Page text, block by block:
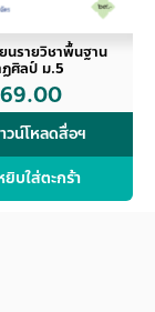
นรายวิชาพื้นฐาน
ศิลป์ ม.5
69.00
น์โหลดสื่อฯ
ยิบใส่ตะกร้า